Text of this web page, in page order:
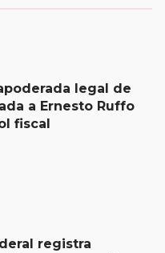
legal de
a Ernesto Ruffo
fiscal
registra